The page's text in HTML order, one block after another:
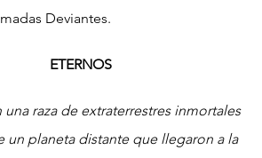
Deviantes.
ETERNOS
una raza de extraterrestres inmortales
un planeta distante que llegaron a la